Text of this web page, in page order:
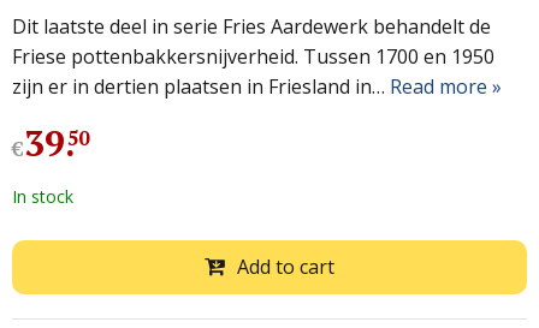
Dit laatste deel in serie Fries Aardewerk behandelt de
Friese pottenbakkersnijverheid. Tussen 1700 en 1950
zijn er in dertien plaatsen in Friesland in… Read more »
€39.
50
In stock
Add to cart